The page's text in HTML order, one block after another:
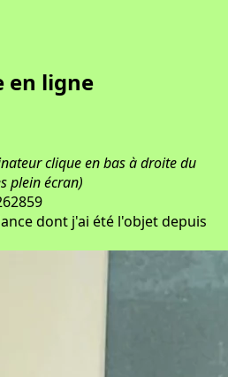
en ligne
clique en bas à droite du
plein écran)
dont j'ai été l'objet depuis